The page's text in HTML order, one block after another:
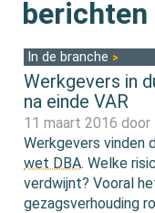
berichten
In de branche
Werkgevers in
na einde VAR
11 maart 2016 door
Werkgevers vinden
wet DBA. Welke
verdwijnt? Vooral
gezagsverhouding